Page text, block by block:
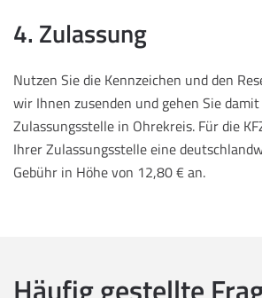
4. Zulassung
Nutzen Sie die Kennzeichen und den
wir Ihnen zusenden und gehen Sie
Zulassungsstelle in Ohrekreis. Für die
Ihrer Zulassungsstelle eine
Gebühr in Höhe von 12,80 € an.